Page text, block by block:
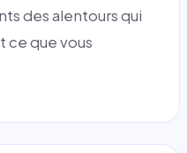
des alentours qui
que vous